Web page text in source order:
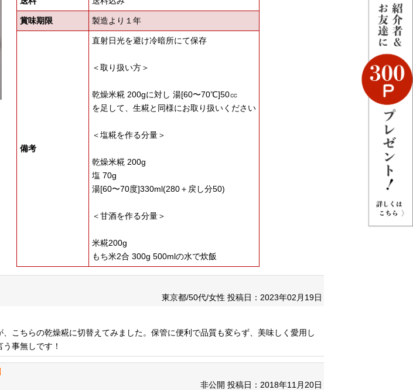
賞味期限 製造より１年
備考
直射日光を避け冷暗所にて保存
＜取り扱い方＞
乾燥米糀 200gに対し 湯[60〜70℃]50㏄
を足して、生糀と同様にお取り扱いください
＜塩糀を作る分量＞
乾燥米糀 200g
塩 70g
湯[60〜70度]330ml(280＋戻し分50)
＜甘酒を作る分量＞
米糀200g
もち米2合 300g 500mlの水で炊飯
東京都/50代/女性 投稿日：2023年02月19日
こちらの乾燥糀に切替えてみました。保管に便利で品質も変らず、美味しく愛用し
事無しです！
非公開 投稿日：2018年11月20日